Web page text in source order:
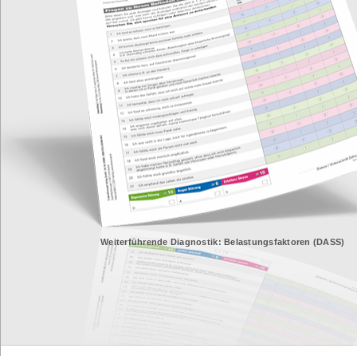
Weiterführende Diagnostik: Belastungsfaktoren (DASS)